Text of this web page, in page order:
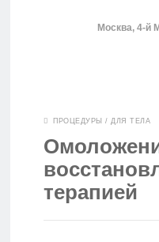
Москва, 4-й
ПРОЦЕДУРЫ /ДЛЯ ТЕЛА
терапией